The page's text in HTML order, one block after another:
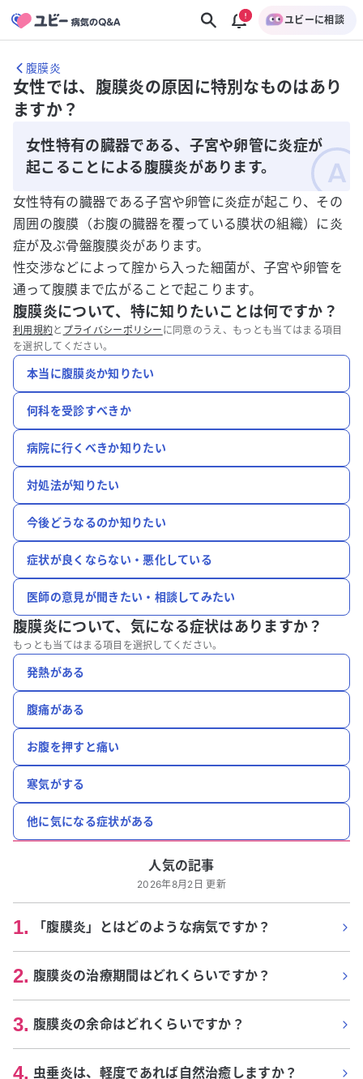
ユビーに相談
腹膜炎
女性では、腹膜炎の原因に特別なものはあり
ますか？
女性特有の臓器である、子宮や卵管に炎症が
起こることによる腹膜炎があります。
女性特有の臓器である子宮や卵管に炎症が起こり、その
周囲の腹膜（お腹の臓器を覆っている膜状の組織）に炎
症が及ぶ骨盤腹膜炎があります。
性交渉などによって腟から入った細菌が、子宮や卵管を
通って腹膜まで広がることで起こります。
腹膜炎について、特に知りたいことは何ですか？
利用規約と プライバシーポリシー に同意のうえ、もっとも当てはまる項目
を選択してください。
本当に腹膜炎か知りたい
何科を受診すべきか
病院に行くべきか知りたい
対処法が知りたい
今後どうなるのか知りたい
症状が良くならない・悪化している
医師の意見が聞きたい・相談してみたい
腹膜炎について、 気になる症状はありますか？
もっとも当てはまる項目を選択してください。
発熱がある
腹痛がある
お腹を押すと痛い
寒気がする
他に気になる症状がある
人気の記事
2026年8月2日 更新
1. 「腹膜炎」とはどのような病気ですか？
2. 腹膜炎の治療期間はどれくらいですか？
3. 腹膜炎の余命はどれくらいですか？
4. 虫垂炎は、軽度であれば自然治癒しますか？